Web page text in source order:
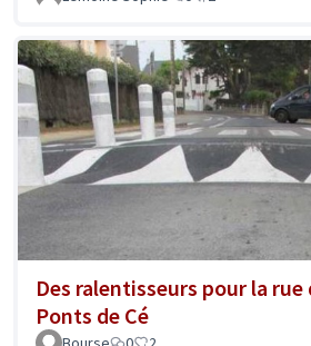
Des ralentisseurs pour la rue
Ponts de Cé